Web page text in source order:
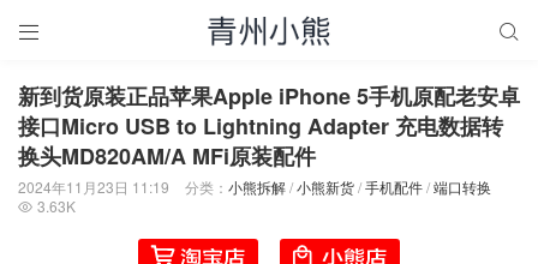
 
新到货原装正品苹果Apple iPhone 5手机原配老安卓
接口Micro USB to Lightning Adapter 充电数据转
换头MD820AM/A MFi原装配件
2024年11月23日 11:19 分类： 小熊拆解/小熊新货/手机配件/端口转换
 3.63K